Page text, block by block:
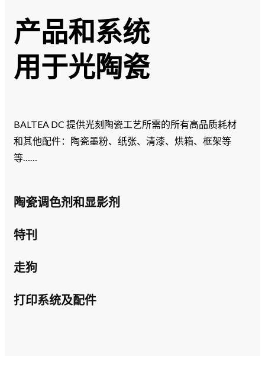
产品和系统
用于光陶瓷
BALTEA DC 提供光刻陶瓷工艺所需的所有高品质耗材
和其他配件：陶瓷墨粉、纸张、清漆、烘箱、框架等
等……
陶瓷调色剂和显影剂
特刊
走狗
打印系统及配件